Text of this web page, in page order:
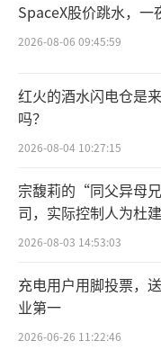
彼时，社区
鲜、叮咚买菜等
之后的钱大妈也
经梳理资料时注
00家门店，钱大
值得注意的
年，即2020年，
张步伐进一步加
年10月，钱大妈
家。
SpaceX股价跳水，一
2026-08-06 09:45:59
红火的酒水闪电仓是
吗？
2026-08-04 10:27:15
宗馥莉的“同父异母
司，实际控制人为杜
2026-08-03 14:53:03
充电用户用脚投票，
业第一
2026-06-26 11:22:46